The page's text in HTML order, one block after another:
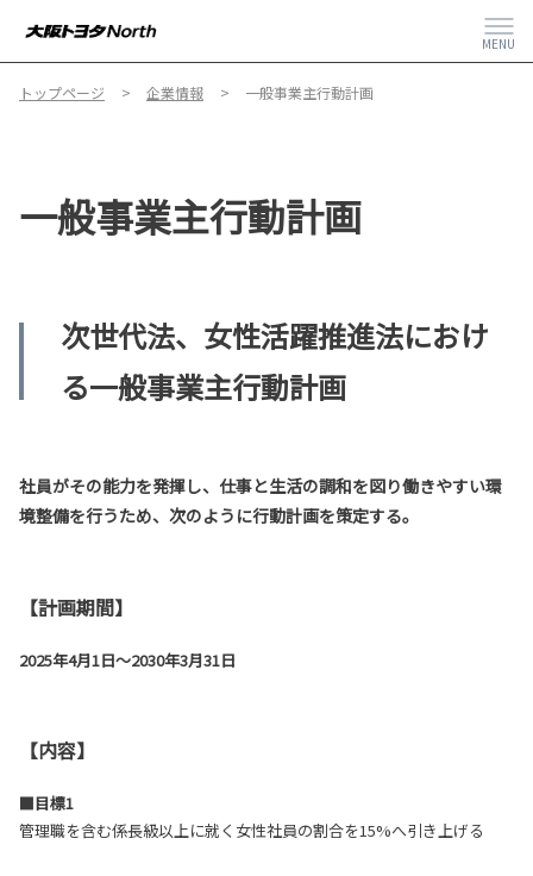
MENU
トップページ 企業情報 一般事業主行動計画
一般事業主行動計画
次世代法、女性活躍推進法におけ
る一般事業主行動計画
社員がその能力を発揮し、仕事と生活の調和を図り働きやすい環
境整備を行うため、次のように行動計画を策定する。
【計画期間】
2025年4月1日～2030年3月31日
【内容】
■目標1
管理職を含む係長級以上に就く女性社員の割合を15%へ引き上げる